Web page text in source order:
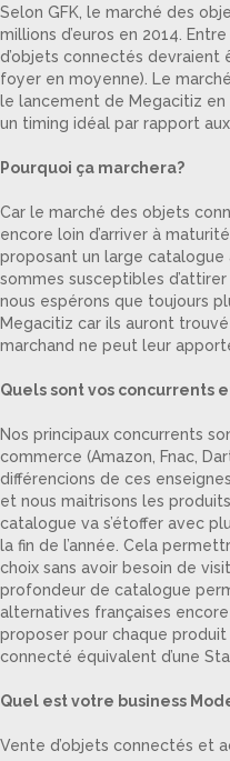
Selon GFK, le marché des
millions d’euros en 2014.
d’objets connectés devraient
foyer en moyenne). Le
le lancement de Megacitiz en
un timing idéal par rapport aux
Pourquoi ça marchera?
Car le marché des objets
encore loin d’arriver à
proposant un large catalogue
sommes susceptibles
nous espérons que toujours
Megacitiz car ils auront
marchand ne peut leur
Quels sont vos
Nos principaux concurrents
commerce (Amazon, Fnac,
différencions de ces
et nous maitrisons les
catalogue va s’étoffer avec
la fin de l’année. Cela
choix sans avoir besoin de
profondeur de catalogue
alternatives françaises
proposer pour chaque
connecté équivalent d’une
Quel est votre business
Vente d’objets connectés et